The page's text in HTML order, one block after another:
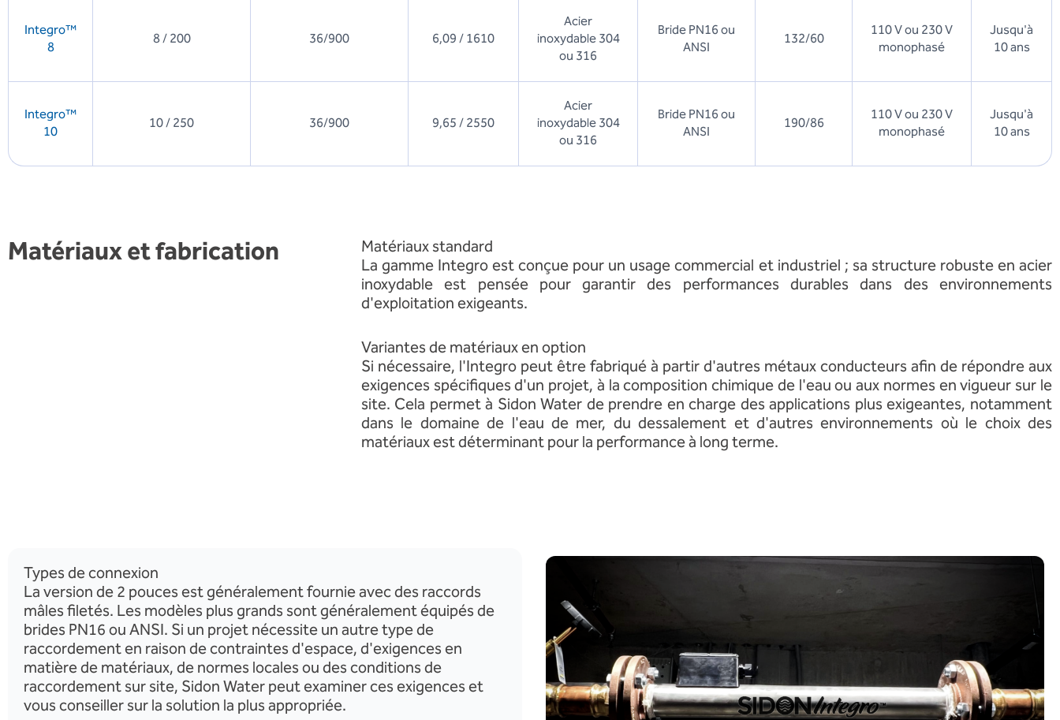
Integro™
8
8 / 200 36/900 6,09 / 1610
Acier
inoxydable 304
ou 316
Bride PN16 ou
ANSI
132/60
110 V ou 230 V
monophasé
Jusqu'à
10 ans
Integro™
10
10 / 250 36/900 9,65 / 2550
Acier
inoxydable 304
ou 316
Bride PN16 ou
ANSI
190/86
110 V ou 230 V
monophasé
Jusqu'à
10 ans
Matériaux et fabrication Matériaux standard
La gamme Integro est conçue pour un usage commercial et industriel ; sa structure robuste en acier
inoxydable est pensée pour garantir des performances durables dans des environnements
d'exploitation exigeants.
Variantes de matériaux en option
Si nécessaire, l'Integro peut être fabriqué à partir d'autres métaux conducteurs afin de répondre aux
exigences spécifiques d'un projet, à la composition chimique de l'eau ou aux normes en vigueur sur le
site. Cela permet à Sidon Water de prendre en charge des applications plus exigeantes, notamment
dans le domaine de l'eau de mer, du dessalement et d'autres environnements où le choix des
matériaux est déterminant pour la performance à long terme.
Types de connexion
La version de 2 pouces est généralement fournie avec des raccords
mâles filetés. Les modèles plus grands sont généralement équipés de
brides PN16 ou ANSI. Si un projet nécessite un autre type de
raccordement en raison de contraintes d'espace, d'exigences en
matière de matériaux, de normes locales ou des conditions de
raccordement sur site, Sidon Water peut examiner ces exigences et
vous conseiller sur la solution la plus appropriée.